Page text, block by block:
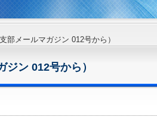
（支部メールマガジン 012号から）
マガジン 012号から）